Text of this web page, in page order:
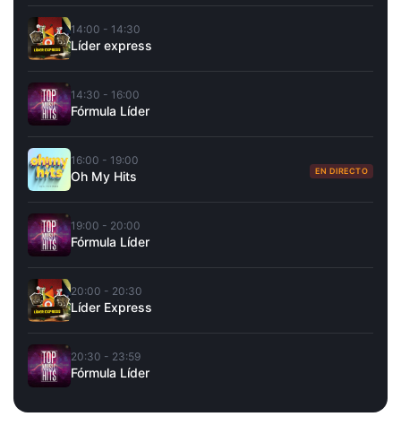
14:00 - 14:30
Líder express
14:30 - 16:00
Fórmula Líder
16:00 - 19:00
Oh My Hits EN DIRECTO
19:00 - 20:00
Fórmula Líder
20:00 - 20:30
Líder Express
20:30 - 23:59
Fórmula Líder